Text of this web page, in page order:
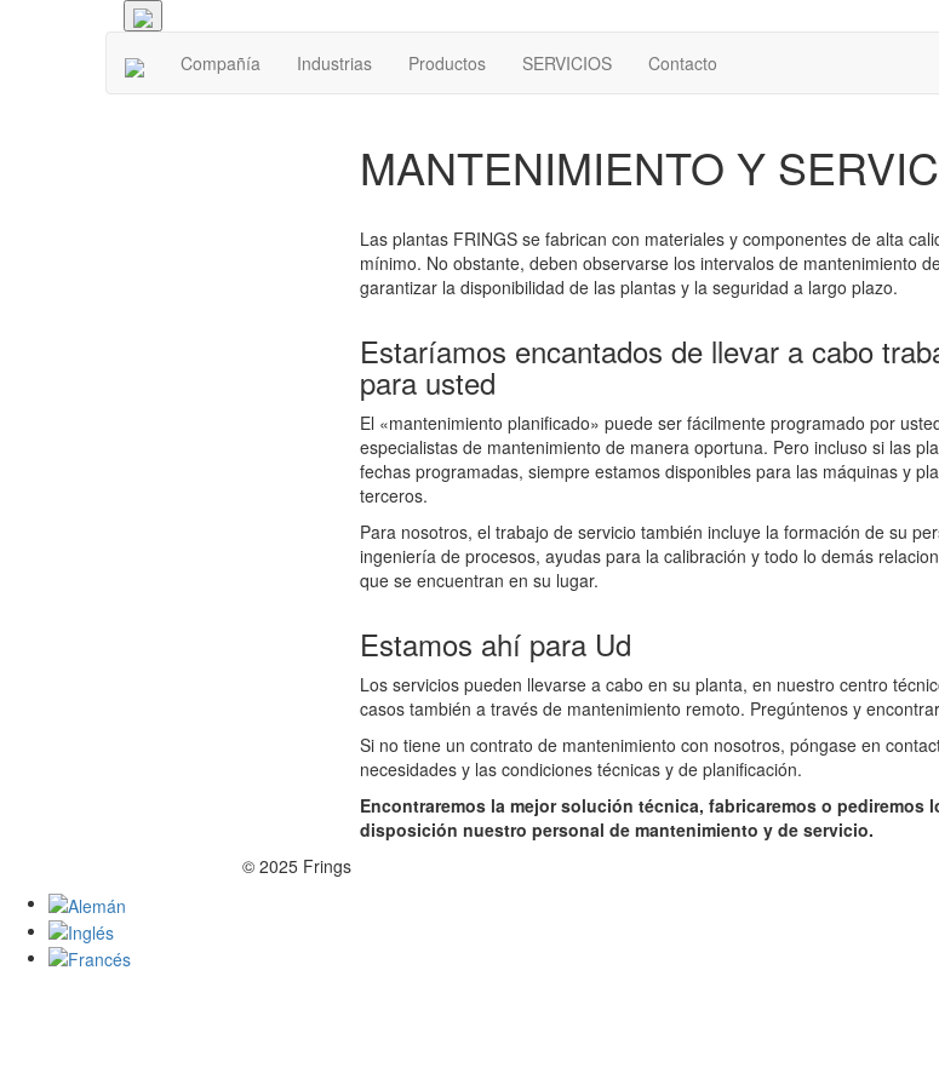
Compañía Industrias Productos SERVICIOS Contacto
MANTENIMIENTO Y
Las plantas FRINGS se fabrican con materiales y componentes de alta
mínimo. No obstante, deben observarse los intervalos de mantenimiento
garantizar la disponibilidad de las plantas y la seguridad a largo plazo.
Estaríamos encantados de llevar a cabo
para usted
El «mantenimiento planificado» puede ser fácilmente programado por
especialistas de mantenimiento de manera oportuna. Pero incluso si las
fechas programadas, siempre estamos disponibles para las máquinas y
terceros.
Para nosotros, el trabajo de servicio también incluye la formación de su
ingeniería de procesos, ayudas para la calibración y todo lo demás
que se encuentran en su lugar.
Estamos ahí para Ud
Los servicios pueden llevarse a cabo en su planta, en nuestro centro
casos también a través de mantenimiento remoto. Pregúntenos y
Si no tiene un contrato de mantenimiento con nosotros, póngase en
necesidades y las condiciones técnicas y de planificación.
Encontraremos la mejor solución técnica, fabricaremos o pediremos
disposición nuestro personal de mantenimiento y de servicio.
© 2025 Frings